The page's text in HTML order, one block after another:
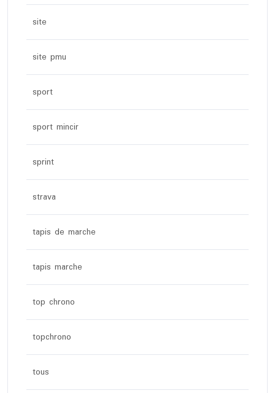
site
site pmu
sport
sport mincir
sprint
strava
tapis de marche
tapis marche
top chrono
topchrono
tous